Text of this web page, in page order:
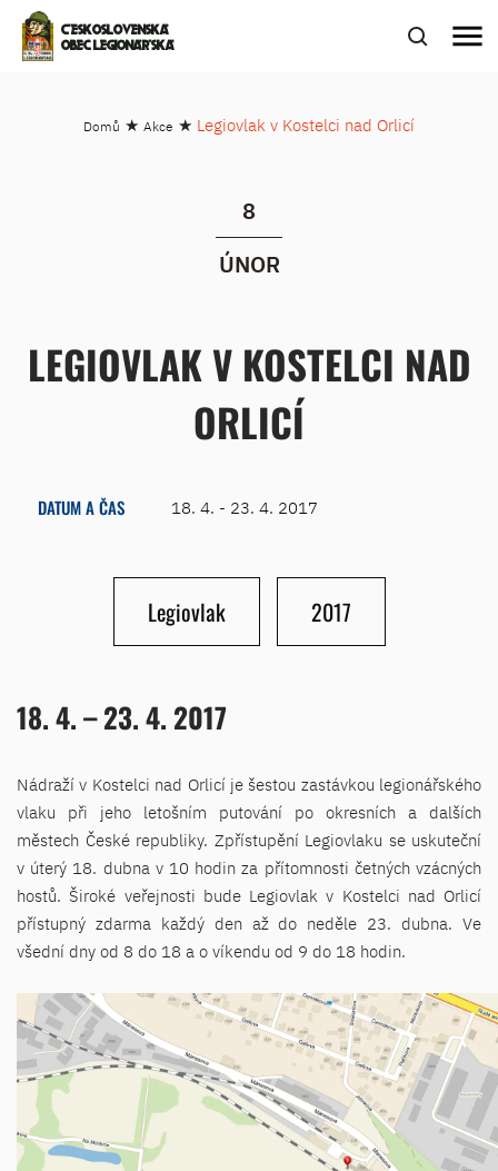
ČESKOSLOVENSKÁ
OBEC LEGIONÁŘSKÁ
menu
Domů ★ Akce ★ Legiovlak v Kostelci nad Orlicí
8
ÚNOR
LEGIOVLAK V KOSTELCI NAD
ORLICÍ
DATUM A ČAS 18. 4. - 23. 4. 2017
Legiovlak 2017
18. 4. – 23. 4. 2017
Nádraží v Kostelci nad Orlicí je šestou zastávkou legionářského
vlaku při jeho letošním putování po okresních a dalších
městech České republiky. Zpřístupění Legiovlaku se uskuteční
v úterý 18. dubna v 10 hodin za přítomnosti četných vzácných
hostů. Široké veřejnosti bude Legiovlak v Kostelci nad Orlicí
přístupný zdarma každý den až do neděle 23. dubna. Ve
všední dny od 8 do 18 a o víkendu od 9 do 18 hodin.